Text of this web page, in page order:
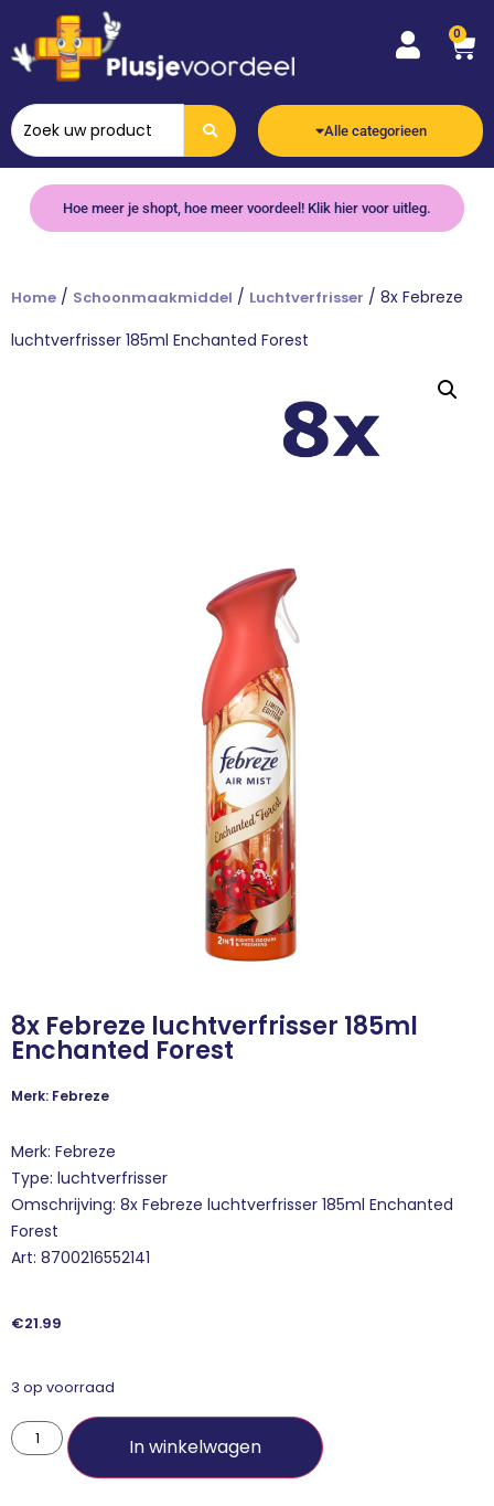
0
Alle categorieen
Hoe meer je shopt, hoe meer voordeel! Klik hier voor uitleg.
Home / Schoonmaakmiddel / Luchtverfrisser / 8x Febreze
luchtverfrisser 185ml Enchanted Forest
8x Febreze luchtverfrisser 185ml
Enchanted Forest
Merk: Febreze
Merk: Febreze
Type: luchtverfrisser
Omschrijving: 8x Febreze luchtverfrisser 185ml Enchanted
Forest
Art: 8700216552141
€21.99
3 op voorraad
In winkelwagen